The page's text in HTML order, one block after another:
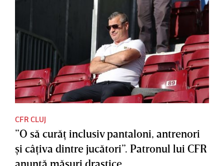
CFR CLUJ
”O să curăţ inclusiv pantaloni, antrenori
şi câţiva dintre jucători”. Patronul lui CFR
anunţă măsuri drastice